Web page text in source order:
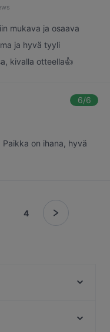
mukava ja osaava
ja hyvä tyyli
kivalla otteella👍
6/6
on ihana, hyvä
4